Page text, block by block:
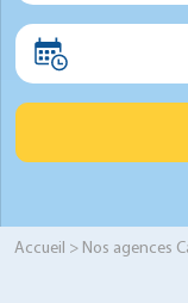
Accueil > Nos agences